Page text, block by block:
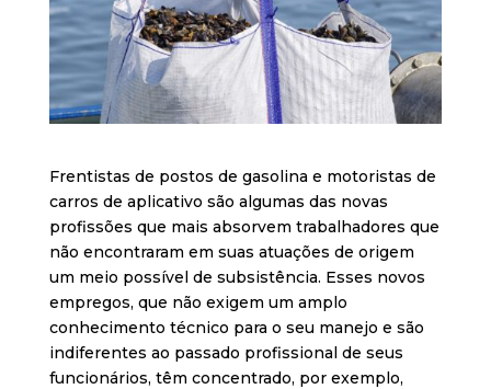
Frentistas de postos de gasolina e motoristas de
carros de aplicativo são algumas das novas
profissões que mais absorvem trabalhadores que
não encontraram em suas atuações de origem
um meio possível de subsistência. Esses novos
empregos, que não exigem um amplo
conhecimento técnico para o seu manejo e são
indiferentes ao passado profissional de seus
funcionários, têm concentrado, por exemplo,